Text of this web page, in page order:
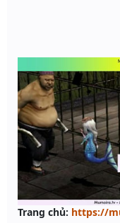
Trang chủ: https://